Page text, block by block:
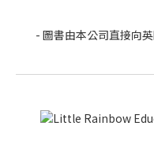
- 圖書由本公司直接向